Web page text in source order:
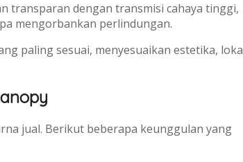
transparan dengan transmisi cahaya tinggi,
mengorbankan perlindungan.
paling sesuai, menyesuaikan estetika,
jual. Berikut beberapa keunggulan yang